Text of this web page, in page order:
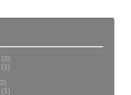
(2)
(1)
(1)